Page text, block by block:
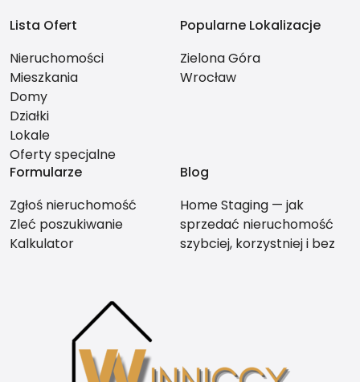
Lista Ofert
Nieruchomości
Mieszkania
Domy
Działki
Lokale
Oferty specjalne
Popularne Lokalizacje
Zielona Góra
Wrocław
Formularze
Zgłoś nieruchomość
Zleć poszukiwanie
Kalkulator
Blog
Home Staging — jak
sprzedać nieruchomość
szybciej, korzystniej i bez